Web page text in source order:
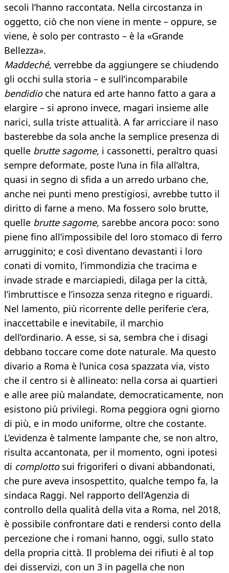
secoli l’hanno raccontata. Nella circostanza in
oggetto, ciò che non viene in mente – oppure, se
viene, è solo per contrasto – è la «Grande
Bellezza».
Maddeché, verrebbe da aggiungere se chiudendo
gli occhi sulla storia – e sull’incomparabile
bendidioche natura ed arte hanno fatto a gara a
elargire – si aprono invece, magari insieme alle
narici, sulla triste attualità. A far arricciare il naso
basterebbe da sola anche la semplice presenza di
quelle brutte sagome, i cassonetti, peraltro quasi
sempre deformate, poste l’una in fila all’altra,
quasi in segno di sfida a un arredo urbano che,
anche nei punti meno prestigiosi, avrebbe tutto il
diritto di farne a meno. Ma fossero solo brutte,
quelle brutte sagome, sarebbe ancora poco: sono
piene fino all’impossibile del loro stomaco di ferro
arrugginito; e così diventano devastanti i loro
conati di vomito, l’immondizia che tracima e
invade strade e marciapiedi, dilaga per la città,
l’imbruttisce e l’insozza senza ritegno e riguardi.
Nel lamento, più ricorrente delle periferie c’era,
inaccettabile e inevitabile, il marchio
dell’ordinario. A esse, si sa, sembra che i disagi
debbano toccare come dote naturale. Ma questo
divario a Roma è l’unica cosa spazzata via, visto
che il centro si è allineato: nella corsa ai quartieri
e alle aree più malandate, democraticamente, non
esistono più privilegi. Roma peggiora ogni giorno
di più, e in modo uniforme, oltre che costante.
L’evidenza è talmente lampante che, se non altro,
risulta accantonata, per il momento, ogni ipotesi
di complottosui frigoriferi o divani abbandonati,
che pure aveva insospettito, qualche tempo fa, la
sindaca Raggi. Nel rapporto dell’Agenzia di
controllo della qualità della vita a Roma, nel 2018,
è possibile confrontare dati e rendersi conto della
percezione che i romani hanno, oggi, sullo stato
della propria città. Il problema dei rifiuti è al top
dei disservizi, con un 3 in pagella che non